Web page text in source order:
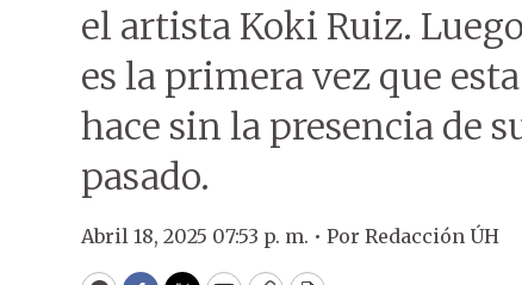
el artista Koki Ruiz.
es la primera vez que
hace sin la presencia de
pasado.
Abril 18, 2025 07:53 p. m. • Por Redacción ÚH